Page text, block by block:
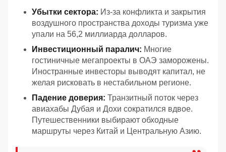
Убытки сектора: Из-за конфликта и закрытия
воздушного пространства доходы туризма уже
упали на 56,2 миллиарда долларов.
Инвестиционный паралич: Многие
гостиничные мегапроекты в ОАЭ заморожены.
Иностранные инвесторы выводят капитал, не
желая рисковать в нестабильном регионе.
Падение доверия: Транзитный поток через
авиахабы Дубая и Дохи сократился вдвое.
Путешественники выбирают обходные
маршруты через Китай и Центральную Азию.